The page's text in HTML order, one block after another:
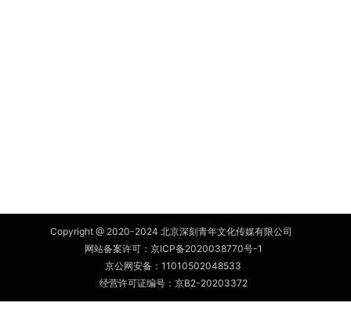
Copyright @ 2020-2024 北京深刻青年文化传媒有限公司
网站备案许可： 京ICP备2020038770号-1
京公网安备： 11010502048533
经营许可证编号：京B2-20203372